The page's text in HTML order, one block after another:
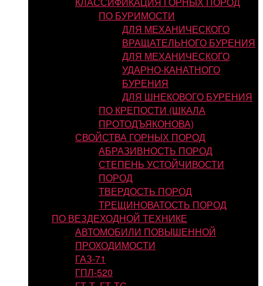
ПО БУРИМОСТИ
ДЛЯ МЕХАНИЧЕСКОГО
ВРАЩАТЕЛЬНОГО БУРЕНИЯ
ДЛЯ МЕХАНИЧЕСКОГО
УДАРНО-КАНАТНОГО
БУРЕНИЯ
ДЛЯ ШНЕКОВОГО БУРЕНИЯ
ПО КРЕПОСТИ (ШКАЛА
ПРОТОДЪЯКОНОВА)
СВОЙСТВА ГОРНЫХ ПОРОД
АБРАЗИВНОСТЬ ПОРОД
СТЕПЕНЬ УСТОЙЧИВОСТИ
ПОРОД
ТВЕРДОСТЬ ПОРОД
ТРЕЩИНОВАТОСТЬ ПОРОД
ПО ВЕЗДЕХОДНОЙ ТЕХНИКЕ
АВТОМОБИЛИ ПОВЫШЕННОЙ
ПРОХОДИМОСТИ
ГАЗ-71
ГПЛ-520